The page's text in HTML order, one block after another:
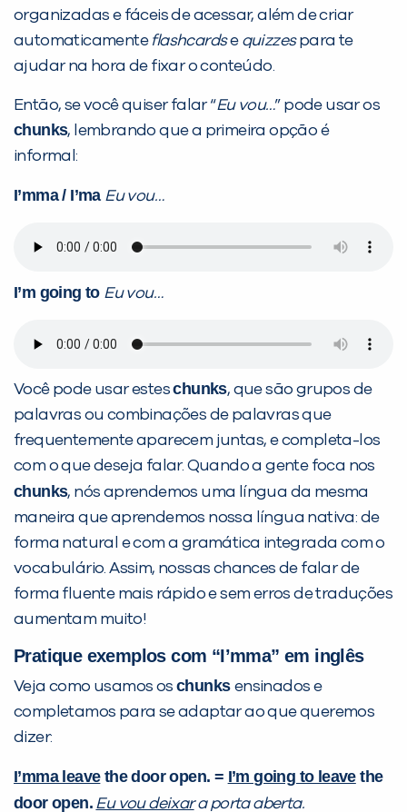
organizadas e fáceis de acessar, além de criar
automaticamente flashcardsequizzespara te
ajudar na hora de fixar o conteúdo.
Então, se você quiser falar “Eu vou…” pode usar os
chunks, lembrando que a primeira opção é
informal:
I’mma / I’ma Eu vou…
I’m going to Eu vou…
Você pode usar esteschunks, que são grupos de
palavras ou combinações de palavras que
frequentemente aparecem juntas, e completa-los
com o que deseja falar. Quando a gente foca nos
chunks, nós aprendemos uma língua da mesma
maneira que aprendemos nossa língua nativa: de
forma natural e com a gramática integrada com o
vocabulário. Assim, nossas chances de falar de
forma fluente mais rápido e sem erros de traduções
aumentam muito!
Pratique exemplos com “I’mma” em inglês
Veja como usamos os chunks ensinados e
completamos para se adaptar ao que queremos
dizer:
I’mma leavethe door open. = I’m going to leavethe
door open. Eu vou deixara porta aberta.